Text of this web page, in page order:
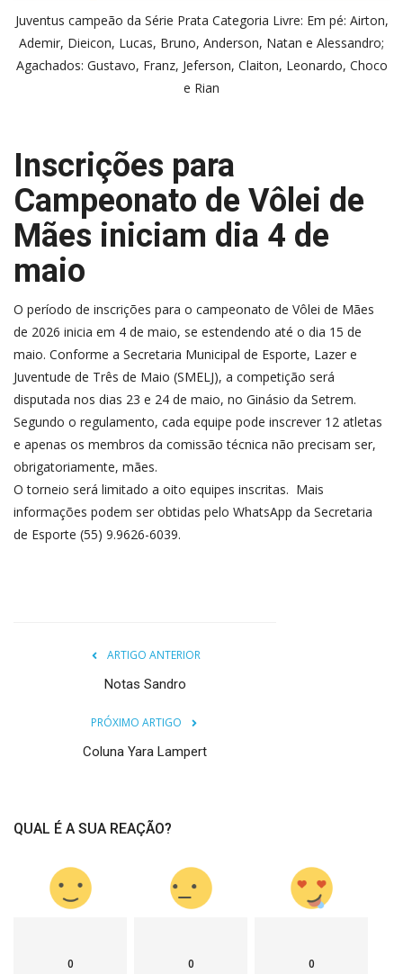
Juventus campeão da Série Prata Categoria Livre: Em pé: Airton,
Ademir, Dieicon, Lucas, Bruno, Anderson, Natan e Alessandro;
Agachados: Gustavo, Franz, Jeferson, Claiton, Leonardo, Choco
e Rian
Inscrições para
Campeonato de Vôlei de
Mães iniciam dia 4 de
maio
O período de inscrições para o campeonato de Vôlei de Mães
de 2026 inicia em 4 de maio, se estendendo até o dia 15 de
maio. Conforme a Secretaria Municipal de Esporte, Lazer e
Juventude de Três de Maio (SMELJ), a competição será
disputada nos dias 23 e 24 de maio, no Ginásio da Setrem.
Segundo o regulamento, cada equipe pode inscrever 12 atletas
e apenas os membros da comissão técnica não precisam ser,
obrigatoriamente, mães.
O torneio será limitado a oito equipes inscritas. Mais
informações podem ser obtidas pelo WhatsApp da Secretaria
de Esporte (55) 9.9626-6039.
ARTIGO ANTERIOR
Notas Sandro
PRÓXIMO ARTIGO
Coluna Yara Lampert
QUAL É A SUA REAÇÃO?
0 0 0